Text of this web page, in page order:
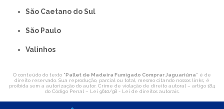
São Caetano do Sul
São Paulo
Valinhos
O conteúdo do texto "Pallet de Madeira Fumigado Comprar Jaguariúna" é de
direito reservado. Sua reprodução, parcial ou total, mesmo citando nossos links, é
proibida sem a autorização do autor. Crime de violação de direito autoral – artigo 184
do Código Penal – Lei 9610/98 - Lei de direitos autorais.